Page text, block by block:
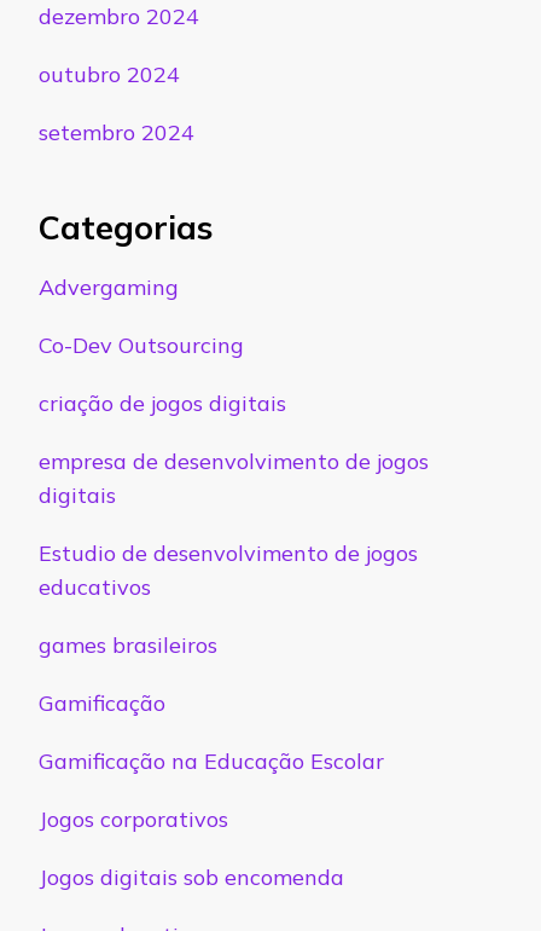
dezembro 2024
outubro 2024
setembro 2024
Categorias
Advergaming
Co-Dev Outsourcing
criação de jogos digitais
empresa de desenvolvimento de jogos
digitais
Estudio de desenvolvimento de jogos
educativos
games brasileiros
Gamificação
Gamificação na Educação Escolar
Jogos corporativos
Jogos digitais sob encomenda